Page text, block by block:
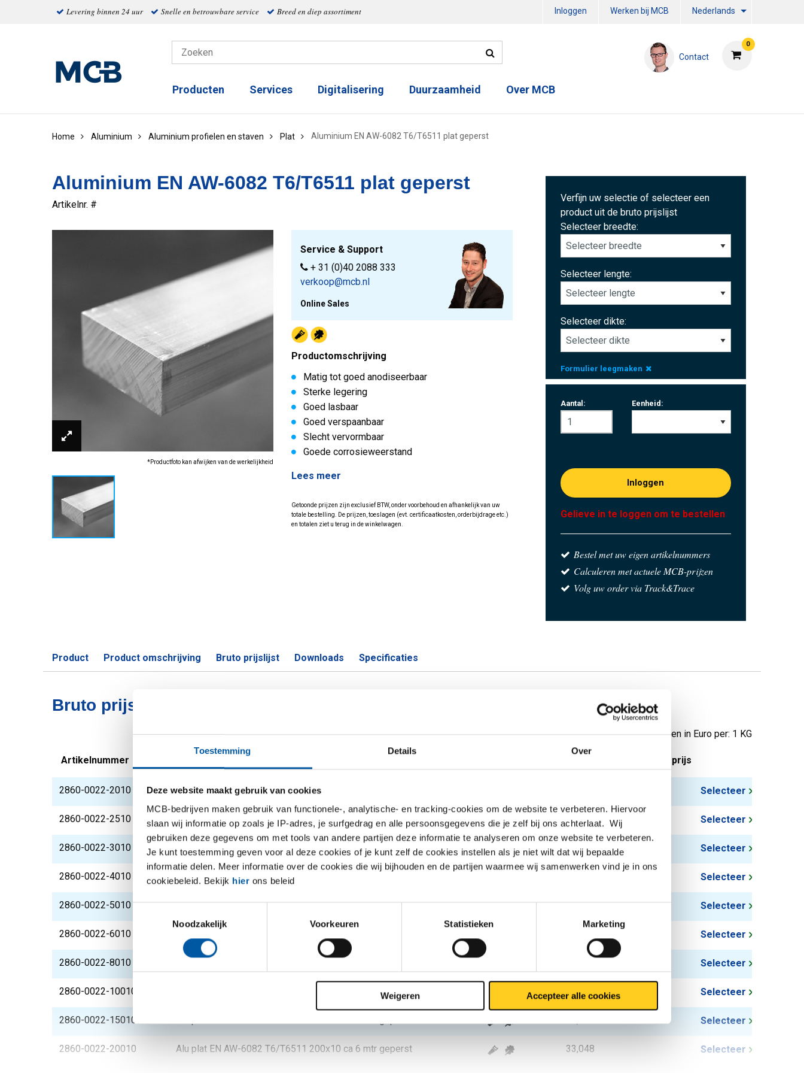
Toestemming Details Over
Deze website maakt gebruik van cookies
MCB-bedrijven maken gebruik van functionele-, analytische- en tracking-cookies om de website te verbeteren. Hiervoor
slaan wij informatie op zoals je IP-adres, je surfgedrag en alle persoonsgegevens die je zelf bij ons achterlaat. Wij
gebruiken deze gegevens om met tools van andere partijen deze informatie te analyseren om onze website te verbeteren.
Je kunt toestemming geven voor al deze cookies of je kunt zelf de cookies instellen als je niet wilt dat wij bepaalde
informatie delen. Meer informatie over de cookies die wij bijhouden en de partijen waarmee wij samenwerken vind je in ons
cookiebeleid. Bekijk hier ons beleid
Noodzakelijk
Voorkeuren Statistieken Marketing
Weigeren Accepteer alle cookies
Levering binnen 24 uur Snelle en betrouwbare service Breed en diep assortiment Inloggen Werken bij MCB Nederlands
0
Contact
Producten Services Digitalisering Duurzaamheid Over MCB
Home Aluminium Aluminium profielen en staven Plat Aluminium EN AW-6082 T6/T6511 plat geperst
Aluminium EN AW-6082 T6/T6511 plat geperst
Artikelnr. #
*Productfoto kan afwijken van de werkelijkheid
Service & Support
+ 31 (0)40 2088 333
verkoop@mcb.nl
Online Sales
Productomschrijving
Matig tot goed anodiseerbaar
Sterke legering
Goed lasbaar
Goed verspaanbaar
Slecht vervormbaar
Goede corrosieweerstand
Lees meer
Getoonde prijzen zijn exclusief BTW, onder voorbehoud en afhankelijk van uw
totale bestelling. De prijzen, toeslagen (evt. certificaatkosten, orderbijdrage etc.)
en totalen ziet u terug in de winkelwagen.
Verfijn uw selectie of selecteer een
product uit de bruto prijslijst
Selecteer breedte:
Selecteer lengte:
Selecteer dikte:
Formulier leegmaken
Aantal: Eenheid:
Inloggen
Gelieve in te loggen om te bestellen
Bestel met uw eigen artikelnummers
Calculeren met actuele MCB-prijzen
Volg uw order via Track&Trace
Product Product omschrijving Bruto prijslijst Downloads Specificaties
Bruto prijslijst: Aluminium EN AW-6082 T6/T6511 plat geperst
Prijzen in Euro per: 1 KG
Artikelnummer Bruto prijs
2860-0022-2010 Alu plat EN AW-6082 T6/T6511 20x10 ca 6 mtr geperst Selecteer
2860-0022-2510 Alu plat EN AW-6082 T6/T6511 25x10 ca 6 mtr geperst 4,134 Selecteer
2860-0022-3010 Alu plat EN AW-6082 T6/T6511 30x10 ca 6 mtr geperst 4,956 Selecteer
2860-0022-4010 Alu plat EN AW-6082 T6/T6511 40x10 ca 6 mtr geperst Selecteer
2860-0022-5010 Alu plat EN AW-6082 T6/T6511 50x10 ca 6 mtr geperst 8,262 Selecteer
2860-0022-6010 Selecteer
2860-0022-8010 Selecteer
2860-0022-10010 Alu plat EN AW-6082 T6/T6511 100x10 ca 6 mtr geperst 16,524 Selecteer
2860-0022-15010 Selecteer
2860-0022-20010 Alu plat EN AW-6082 T6/T6511 200x10 ca 6 mtr geperst 33,048 Selecteer